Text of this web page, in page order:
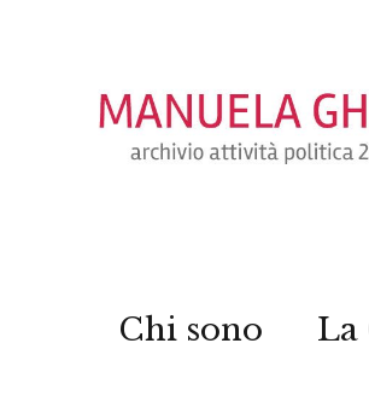
Chi sono La